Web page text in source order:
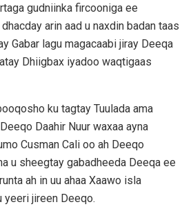
gudniinka fircooniga ee
arin aad u naxdin badan taas
Gabar lagu magacaabi jiray Deeqa
Dhiigbax iyadoo waqtigaas
ku tagtay Tuulada ama
Daahir Nuur waxaa ayna
Cusman Cali oo ah Deeqo
u sheegtay gabadheeda Deeqa ee
ah in uu ahaa Xaawo isla
yeeri jireen Deeqo.